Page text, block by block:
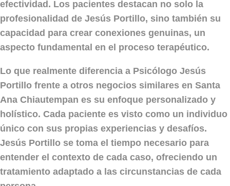
efectividad. Los pacientes destacan no solo la
profesionalidad de Jesús Portillo, sino también su
capacidad para crear conexiones genuinas, un
aspecto fundamental en el proceso terapéutico.
Lo que realmente diferencia a Psicólogo Jesús
Portillo frente a otros negocios similares en Santa
Ana Chiautempan es su enfoque personalizado y
holístico. Cada paciente es visto como un individuo
único con sus propias experiencias y desafíos.
Jesús Portillo se toma el tiempo necesario para
entender el contexto de cada caso, ofreciendo un
tratamiento adaptado a las circunstancias de cada